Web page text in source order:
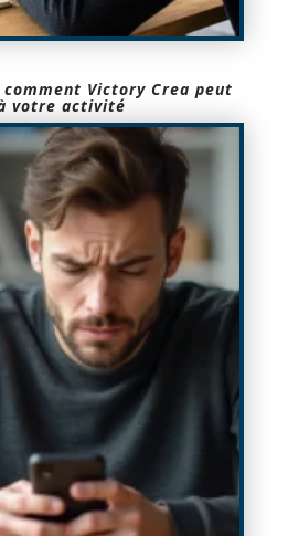
Victory Crea peut
votre activité